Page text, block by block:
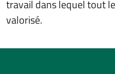
travail dans lequel tout
valorisé.